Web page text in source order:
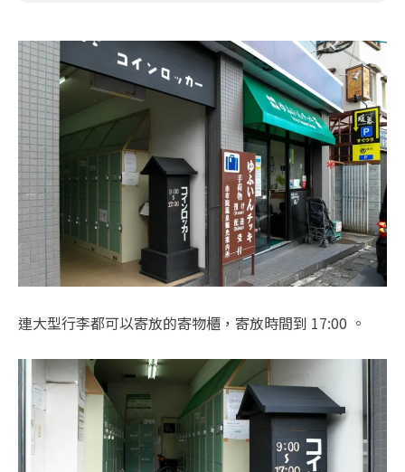
連大型行李都可以寄放的寄物櫃，寄放時間到 17:00 。